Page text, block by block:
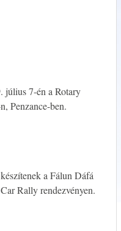
7-én a Rotary
Penzance-ben.
a Fálun Dáfá
Rally rendezvényen.